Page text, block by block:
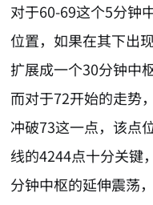
对于60-69这个5分钟
位置，如果在其下出
扩展成一个30分钟中
而对于72开始的走势
冲破73这一点，该点
线的4244点十分关键
分钟中枢的延伸震荡